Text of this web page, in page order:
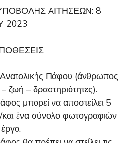
ΑΙΤΗΣΕΩΝ: 8
2023
Πάφου (άνθρωπος
ζωή – δραστηριότητες).
μπορεί να αποστείλει 5
ένα σύνολο φωτογραφιών